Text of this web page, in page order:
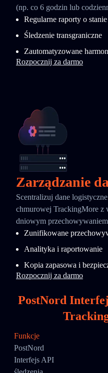
(np. co 6 godzin lub
Regularne raporty o stanie
Śledzenie transgraniczne
Zautomatyzowane
Rozpocznij za darmo
Zarządzanie
Scentralizuj dane
chmurowej TrackingMore z
dniowym
Zunifikowane
Analityka i raportowanie
Kopia zapasowa i
Rozpocznij za darmo
PostNord
Funkcje
PostNord
Interfejs API